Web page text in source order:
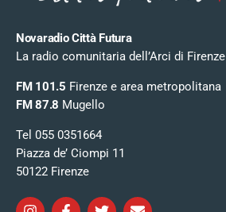
Novaradio Città Futura
La radio comunitaria dell’Arci di Firenze
FM 101.5 Firenze e area metropolitana
FM 87.8 Mugello
Tel 055 0351664
Piazza de’ Ciompi 11
50122 Firenze